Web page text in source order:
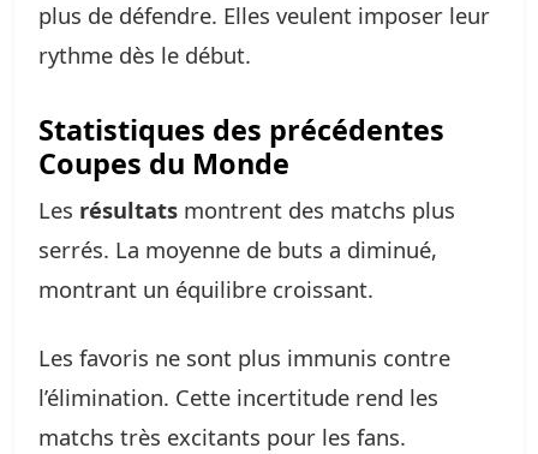
plus de défendre. Elles veulent imposer leur
rythme dès le début.
Statistiques des précédentes
Coupes du Monde
Les résultats montrent des matchs plus
serrés. La moyenne de buts a diminué,
montrant un équilibre croissant.
Les favoris ne sont plus immunis contre
l’élimination. Cette incertitude rend les
matchs très excitants pour les fans.